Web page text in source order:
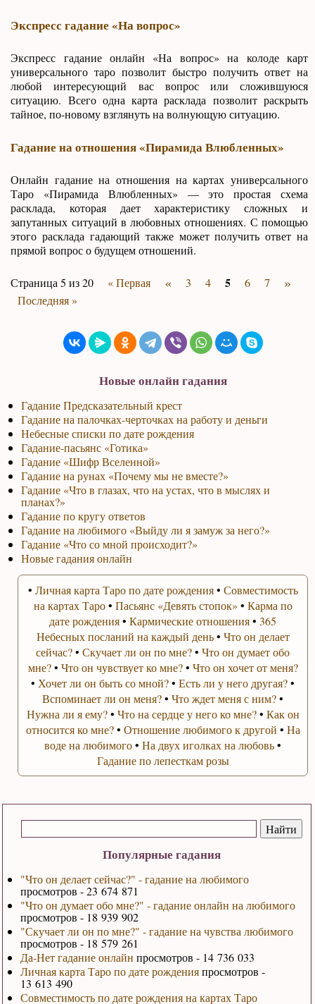
Популярные гадания
"Что он делает сейчас?" - гадание на любимого
просмотров - 23 674 871
"Что он думает обо мне?" - гадание онлайн на любимого
просмотров - 18 939 902
"Скучает ли он по мне?" - гадание на чувства любимого
просмотров - 18 579 261
Да-Нет гадание онлайн просмотров - 14 736 033
Личная карта Таро по дате рожденияпросмотров -
13 613 490
Совместимость по дате рождения на картах Таро
Экспресс гадание «На вопрос»
Экспресс гадание онлайн «На вопрос» на колоде карт
универсального таро позволит быстро получить ответ на
любой интересующий вас вопрос или сложившуюся
ситуацию. Всего одна карта расклада позволит раскрыть
тайное, по-новому взглянуть на волнующую ситуацию.
Гадание на отношения «Пирамида Влюбленных»
Онлайн гадание на отношения на картах универсального
Таро «Пирамида Влюбленных» — это простая схема
расклада, которая дает характеристику сложных и
запутанных ситуаций в любовных отношениях. С помощью
этого расклада гадающий также может получить ответ на
прямой вопрос о будущем отношений.
Страница 5 из 20 « Первая « 3 4 5 6 7 »
Последняя »
Новые онлайн гадания
Гадание Предсказательный крест
Гадание на палочках-черточках на работу и деньги
Небесные списки по дате рождения
Гадание-пасьянс «Готика»
Гадание «Шифр Вселенной»
Гадание на рунах «Почему мы не вместе?»
Гадание «Что в глазах, что на устах, что в мыслях и
планах?»
Гадание по кругу ответов
Гадание на любимого «Выйду ли я замуж за него?»
Гадание «Что со мной происходит?»
Новые гадания онлайн
• Личная карта Таро по дате рождения• Совместимость
на картах Таро• Пасьянс «Девять стопок» • Карма по
дате рождения•Кармические отношения•365
Небесных посланий на каждый день• Что он делает
сейчас?•Скучает ли он по мне?•Что он думает обо
мне?• Что он чувствует ко мне?• Что он хочет от меня?
• Хочет ли он быть со мной?•Есть ли у него другая?•
Вспоминает ли он меня?•Что ждет меня с ним?•
Нужна ли я ему?• Что на сердце у него ко мне?• Как он
относится ко мне?• Отношение любимого к другой • На
воде на любимого•На двух иголках на любовь•
Гадание по лепесткам розы